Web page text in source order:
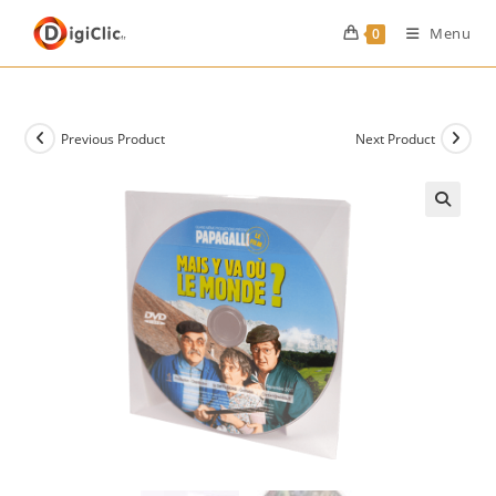
0 Menu
Previous Product Next Product